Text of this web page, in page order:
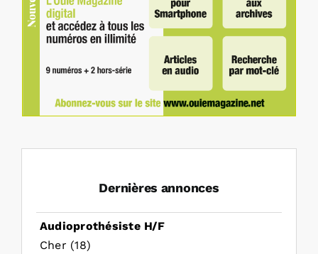
Dernières annonces
Audioprothésiste H/F
Cher (18)